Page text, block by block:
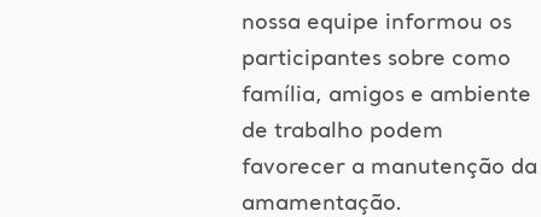
nossa equipe informou os
participantes sobre como
família, amigos e ambiente
de trabalho podem
favorecer a manutenção da
amamentação.